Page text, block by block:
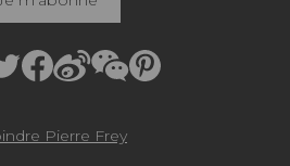
Pierre Frey